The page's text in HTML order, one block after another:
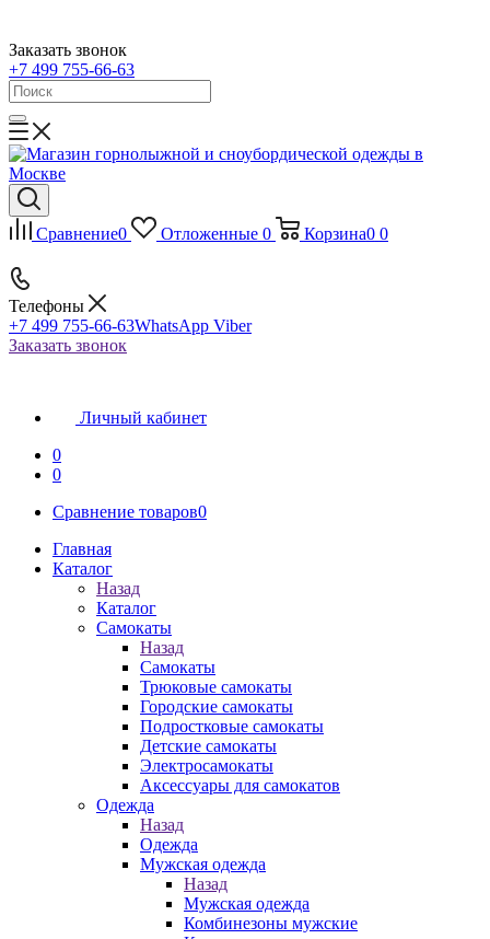
Заказать звонок
+7 499 755-66-63
Сравнение0 Отложенные 0 Корзина0 0
Телефоны
+7 499 755-66-63WhatsApp Viber
Заказать звонок
Личный кабинет
0
0
Сравнение товаров0
Главная
Каталог
Назад
Каталог
Самокаты
Назад
Самокаты
Трюковые самокаты
Городские самокаты
Подростковые самокаты
Детские самокаты
Электросамокаты
Аксессуары для самокатов
Одежда
Назад
Одежда
Мужская одежда
Назад
Мужская одежда
Комбинезоны мужские